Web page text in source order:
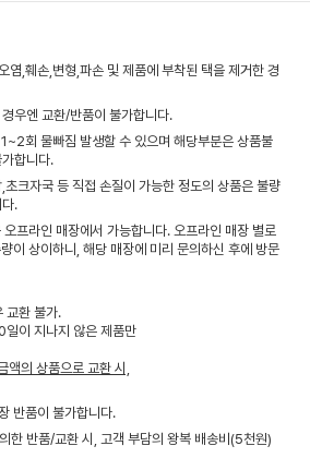
염,훼손,변형,파손 및 제품에 부착된 택을 제거한 경
우엔 교환/반품이 불가합니다.
회 물빠짐 발생할 수 있으며 해당부분은 상품불
합니다.
크자국 등 직접 손질이 가능한 정도의 상품은 불량
.
프라인 매장에서 가능합니다. 오프라인 매장 별로
이 상이하니, 해당 매장에 미리 문의하신 후에 방문
교환 불가.
이 지나지 않은 제품만
의 상품으로 교환 시,
반품이 불가합니다.
한 반품/교환 시, 고객 부담의 왕복 배송비(5천원)